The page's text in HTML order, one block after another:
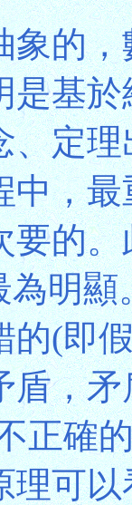
象的
是基
、定
中，
要的
為明
的(即
盾，
正確
理可